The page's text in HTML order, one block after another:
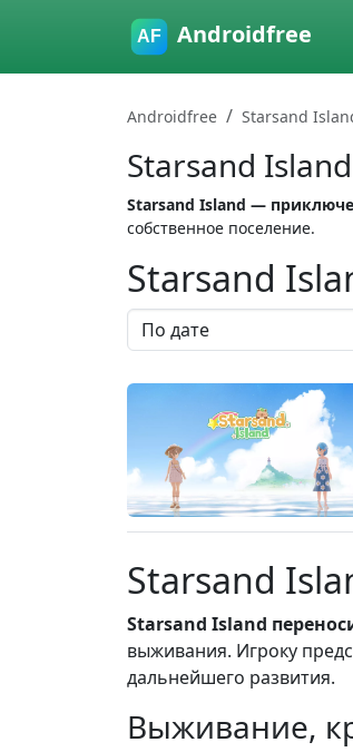
Skip to main content Androidfree
Androidfree Starsand
Starsand Island
Starsand Island —
собственное поселение.
Starsand
Starsand
Starsand Island
выживания. Игроку
дальнейшего развития.
Выживание,